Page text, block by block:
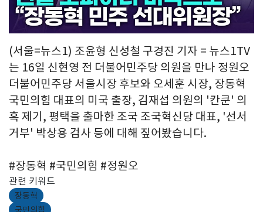
Video
(서울=뉴스1) 조윤형 신성철 구경진 기자 = 뉴스1TV
는 16일 신현영 전 더불어민주당 의원을 만나 정원오
더불어민주당 서울시장 후보와 오세훈 시장, 장동혁
국민의힘 대표의 미국 출장, 김재섭 의원의 '칸쿤' 의
혹 제기, 평택을 출마한 조국 조국혁신당 대표, '선서
거부' 박상용 검사 등에 대해 짚어봤습니다.
#장동혁 #국민의힘 #정원오
관련 키워드
장동혁
국민의힘